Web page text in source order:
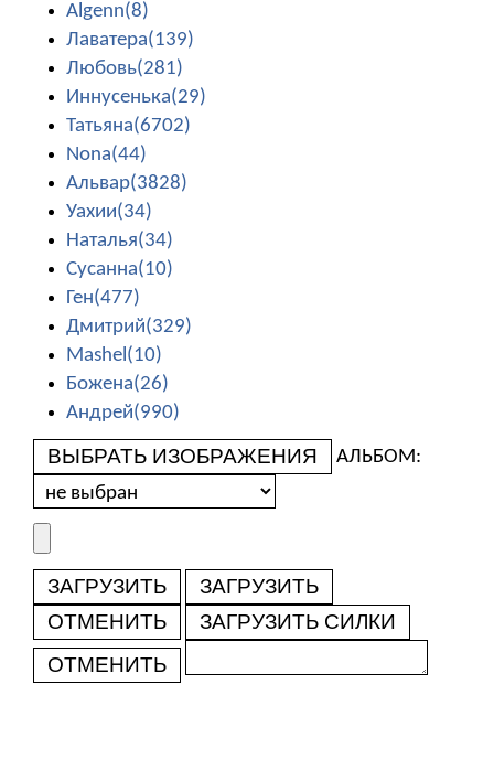
Algenn(8)
Лаватера(139)
Любовь(281)
Иннусенька(29)
Татьяна(6702)
Nona(44)
Альвар(3828)
Уахии(34)
Наталья(34)
Сусанна(10)
Ген(477)
Дмитрий(329)
Mashel(10)
Божена(26)
Андрей(990)
ВЫБРАТЬ ИЗОБРАЖЕНИЯ АЛЬБОМ:
ЗАГРУЗИТЬ
ЗАГРУЗИТЬ
ОТМЕНИТЬ
ЗАГРУЗИТЬ СИЛКИ
ОТМЕНИТЬ